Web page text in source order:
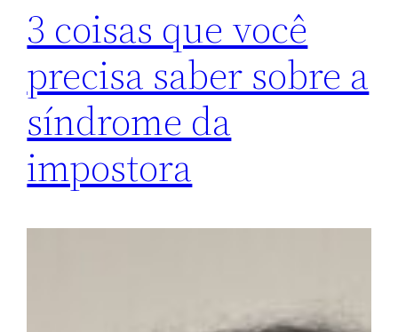
3 coisas que você
precisa saber sobre a
síndrome da
impostora